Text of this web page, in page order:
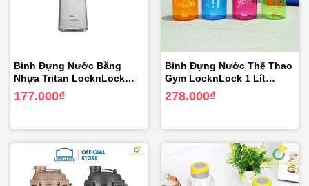
Bình Đựng Nước Bằng
Nhựa Tritan LocknLock
ABF661 – ABF662
177.000₫
Bình Đựng Nước Thể Thao
Gym LocknLock 1 Lít
ABF610
278.000₫